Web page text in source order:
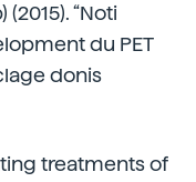
“Noti
du PET
donis
treatments of